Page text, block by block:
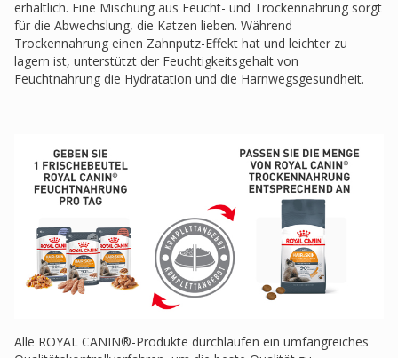
erhältlich. Eine Mischung aus Feucht- und Trockennahrung sorgt
für die Abwechslung, die Katzen lieben. Während
Trockennahrung einen Zahnputz-Effekt hat und leichter zu
lagern ist, unterstützt der Feuchtigkeitsgehalt von
Feuchtnahrung die Hydratation und die Harnwegsgesundheit.
Alle ROYAL CANIN®-Produkte durchlaufen ein umfangreiches